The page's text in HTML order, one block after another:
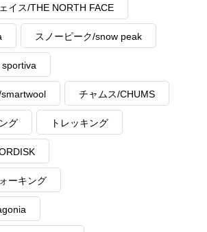
イス/THE NORTH FACE
スノーピーク/snow peak
sportiva
チャムス/CHUMS
グ トレッキング
ーキング